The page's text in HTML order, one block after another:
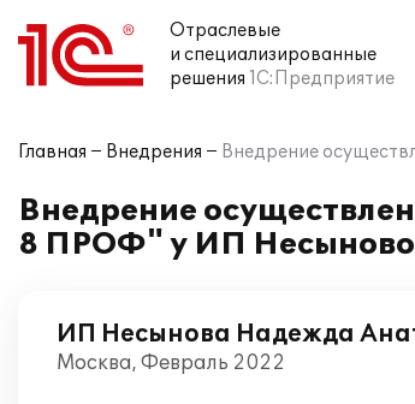
Отраслевые
и специализированные
решения 1С:Предприятие
Главная Внедрения Внедрение
Внедрение
8 ПРОФ" у ИП
ИП Несынова Надежда
Москва, Февраль 2022